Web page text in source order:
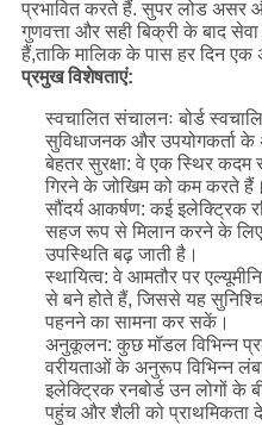
प्रभावित करते हैं. सुपर लोड असर
गुणवत्ता और सही बिक्री के बाद
हैं,ताकि मालिक के पास हर दिन
प्रमुख विशेषताएं:
स्वचालित संचालनः बोर्ड
सुविधाजनक और उपयोगकर्ता
बेहतर सुरक्षा: वे एक स्थिर
गिरने के जोखिम को कम करते हैं।
सौंदर्य आकर्षण: कई इलेक्ट्रिक
सहज रूप से मिलान करने के लिए
उपस्थिति बढ़ जाती है।
स्थायित्व: वे आमतौर पर
से बने होते हैं, जिससे यह
पहनने का सामना कर सकें।
अनुकूलन: कुछ मॉडल विभिन्न
वरीयताओं के अनुरूप विभिन्न
इलेक्ट्रिक रनबोर्ड उन लोगों के
पहुंच और शैली को प्राथमिकता